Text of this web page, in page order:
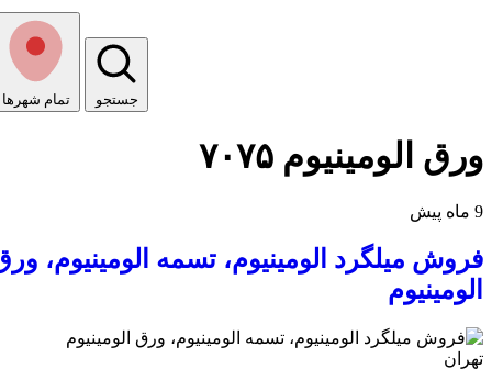
تمام شهر‌ها جستجو
ورق الومینیوم ۷۰۷۵
فروش میلگرد الومینیوم، تسمه الومینیوم، ورق
الومینیوم
تهران